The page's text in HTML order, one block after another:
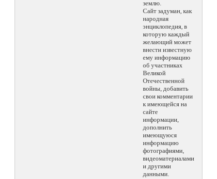
землю.
Сайт задуман, как
народная
энциклопедия, в
которую каждый
желающий может
внести известную
ему информацию
об участниках
Великой
Отечественной
войны, добавить
свои комментарии
к имеющейся на
сайте
информации,
дополнить
имеющуюся
информацию
фотографиями,
видеоматериалами
и другими
данными.